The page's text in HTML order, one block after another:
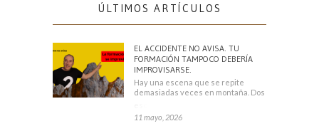
ÚLTIMOS ARTÍCULOS
EL ACCIDENTE NO AVISA. TU
FORMACIÓN TAMPOCO DEBERÍA
IMPROVISARSE.
Hay una escena que se repite
demasiadas veces en montaña. Dos
11 mayo, 2026